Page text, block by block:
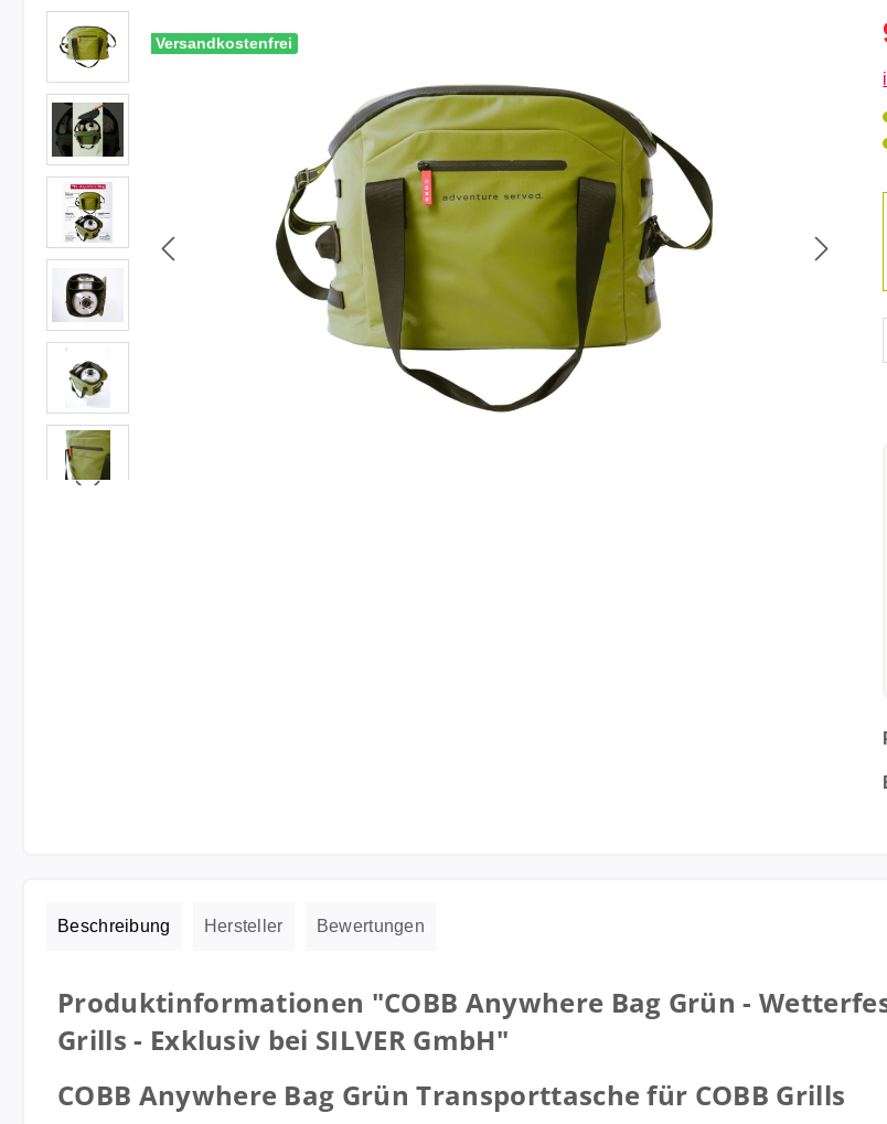
Bildergalerie überspringen
Versandkostenfrei
Beschreibung Hersteller Bewertungen
Produktinformationen "COBB Anywhere Bag Grün -
Grills - Exklusiv bei SILVER GmbH"
COBB Anywhere Bag Grün Transporttasche für COBB Grills